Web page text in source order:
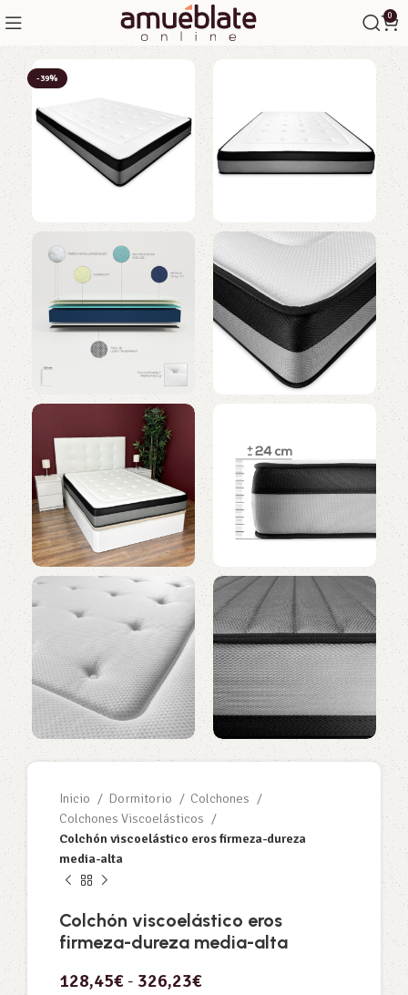
0
-39%
Inicio Dormitorio
Colchones
Colchones Viscoelásticos
Colchón viscoelástico eros firmeza-dureza
media-alta
Colchón viscoelástico eros
firmeza-dureza media-alta
128,45€ - 326,23€